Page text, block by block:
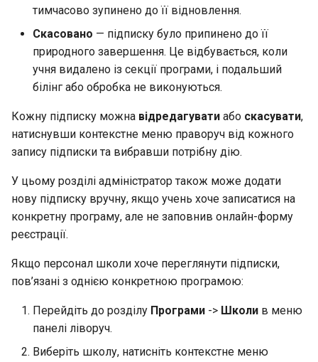
тимчасово зупинено до її відновлення.
Скасовано — підписку було припинено до її
природного завершення. Це відбувається, коли
учня видалено із секції програми, і подальший
білінг або обробка не виконуються.
Кожну підписку можна відредагувати або скасувати,
натиснувши контекстне меню праворуч від кожного
запису підписки та вибравши потрібну дію.
У цьому розділі адміністратор також може додати
нову підписку вручну, якщо учень хоче записатися на
конкретну програму, але не заповнив онлайн-форму
реєстрації.
Якщо персонал школи хоче переглянути підписки,
пов’язані з однією конкретною програмою:
Перейдіть до розділу Програми -> Школи в меню
панелі ліворуч.
Виберіть школу, натисніть контекстне меню